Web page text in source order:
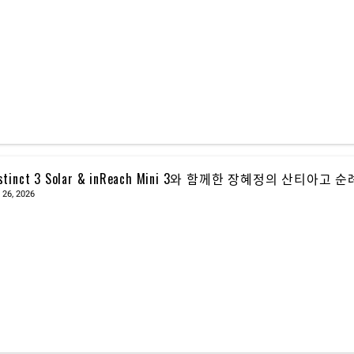
3 Solar & inReach Mini 3와 함께한 장혜정의 산티아고 순
26, 2026